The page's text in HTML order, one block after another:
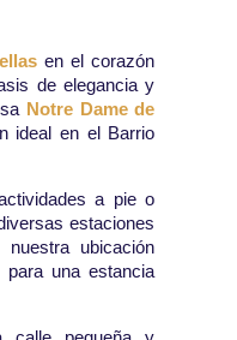
en el corazón
de elegancia y
Notre Dame de
ideal en el Barrio
a pie o
estaciones
ubicación
para una estancia